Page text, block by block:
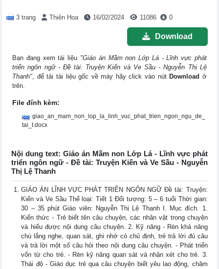
3 trang Thiên Hoa 16/02/2024 11086 0
Download
Bạn đang xem tài liệu "Giáo án Mầm non Lớp Lá - Lĩnh vực phát
triển ngôn ngữ - Đề tài: Truyện Kiến và Ve Sầu - Nguyễn Thị Lệ
Thanh", để tải tài liệu gốc về máy hãy click vào nút Download ở
trên.
File đính kèm:
giao_an_mam_non_lop_la_linh_vuc_phat_trien_ngon_ngu_de_
tai_t.docx
Nội dung text: Giáo án Mầm non Lớp Lá - Lĩnh vực phát
triển ngôn ngữ - Đề tài: Truyện Kiến và Ve Sầu - Nguyễn
Thị Lệ Thanh
GIÁO ÁN LĨNH VỰC PHÁT TRIỂN NGÔN NGỮ Đề tài: Truyện:
Kiến và Ve Sầu Thể loại: Tiết 1 Đối tượng: 5 – 6 tuổi Thời gian:
30 – 35 phút Giáo viên: Nguyễn Thị Lệ Thanh I. Mục đích. 1.
Kiến thức - Trẻ biết tên câu chuyện, các nhân vật trong chuyện
và hiểu được nội dung câu chuyện. 2. Kỹ năng - Rèn khả năng
chú lắng nghe, quan sát, ghi nhớ có chủ định, trẻ trả lời đủ câu
và trả lời một số câu hỏi theo nội dung câu chuyện. - Phát triển
vốn từ cho trẻ. - Rèn kỹ năng quan sát và nhận xét cho trẻ. 3.
Thái độ - Giáo dục trẻ qua câu chuyện biết yêu lao động, chăm